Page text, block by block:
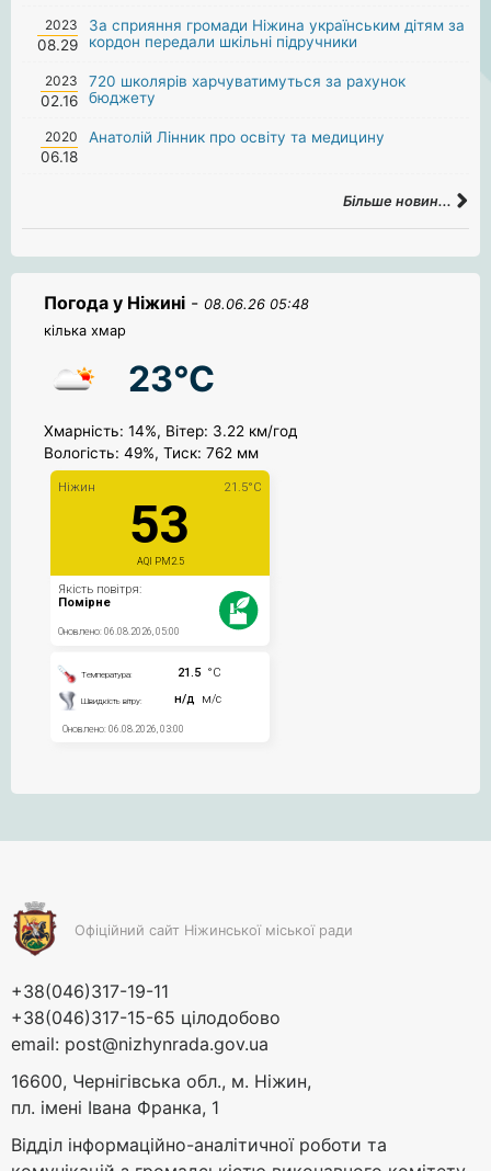
2023
08.29
За сприяння громади Ніжина українським дітям за
кордон передали шкільні підручники
2023
02.16
720 школярів харчуватимуться за рахунок
бюджету
2020
06.18
Анатолій Лінник про освіту та медицину
Більше новин...
Погода у Ніжині - 08.06.26 05:48
кілька хмар
23°C
Хмарність: 14%, Вітер: 3.22 км/год
Вологість: 49%, Тиск: 762 мм
Офіційний сайт Ніжинської міської ради
+38(046)317-19-11
+38(046)317-15-65 цілодобово
email: post@nizhynrada.gov.ua
16600, Чернігівська обл., м. Ніжин,
пл. імені Івана Франка, 1
Відділ інформаційно-аналітичної роботи та